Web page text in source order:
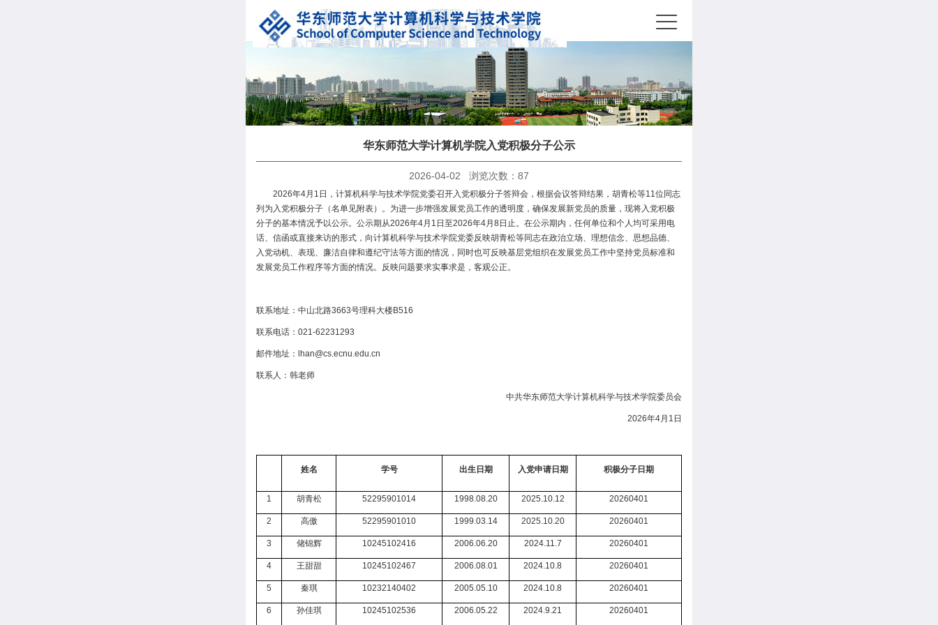
华东师范大学计算机学院入党积极分子公示
2026-04-02 浏览次数： 87
2026年4月1日，计算机科学与技术学院党委召开入党积极分子答辩会，根据会议答辩结果，胡青松等11位同志
列为入党积极分子（名单见附表）。为进一步增强发展党员工作的透明度，确保发展新党员的质量，现将入党积极
分子的基本情况予以公示。公示期从2026年4月1日至2026年4月8日止。在公示期内，任何单位和个人均可采用电
话、信函或直接来访的形式，向计算机科学与技术学院党委反映胡青松等同志在政治立场、理想信念、思想品德、
入党动机、表现、廉洁自律和遵纪守法等方面的情况，同时也可反映基层党组织在发展党员工作中坚持党员标准和
发展党员工作程序等方面的情况。反映问题要求实事求是，客观公正。
联系地址：中山北路3663号理科大楼B516
联系电话：021-62231293
邮件地址：lhan@cs.ecnu.edu.cn
联系人：韩老师
中共华东师范大学计算机科学与技术学院委员会
2026年4月1日
姓名 学号 出生日期 入党申请日期 积极分子日期
1 胡青松 52295901014 1998.08.20 2025.10.12 20260401
2 高傲 52295901010 1999.03.14 2025.10.20 20260401
3 储锦辉 10245102416 2006.06.20 2024.11.7 20260401
4 王甜甜 10245102467 2006.08.01 2024.10.8 20260401
5 秦琪 10232140402 2005.05.10 2024.10.8 20260401
6 孙佳琪 10245102536 2006.05.22 2024.9.21 20260401